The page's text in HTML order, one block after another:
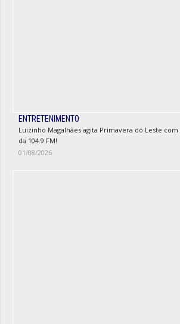
ENTRETENIMENTO
Luizinho Magalhães agita Primavera do Leste
da 104.9 FM!
01/08/2026